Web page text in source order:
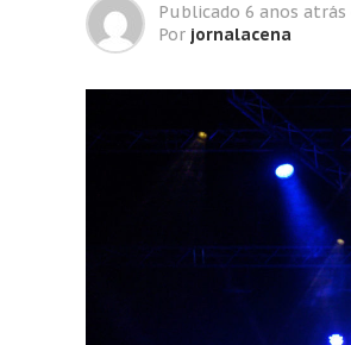
Publicado 6 anos atrás
Por jornalacena